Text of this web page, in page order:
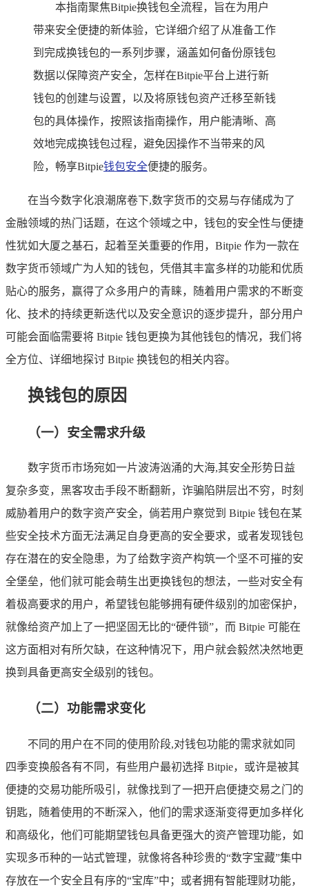
本指南聚焦Bitpie换钱包全流程，旨在为用户
带来安全便捷的新体验，它详细介绍了从准备工作
到完成换钱包的一系列步骤，涵盖如何备份原钱包
数据以保障资产安全，怎样在Bitpie平台上进行新
钱包的创建与设置，以及将原钱包资产迁移至新钱
包的具体操作，按照该指南操作，用户能清晰、高
效地完成换钱包过程，避免因操作不当带来的风
险，畅享Bitpie钱包安全便捷的服务。
在当今数字化浪潮席卷下,数字货币的交易与存储成为了
金融领域的热门话题，在这个领域之中，钱包的安全性与便捷
性犹如大厦之基石，起着至关重要的作用，Bitpie 作为一款在
数字货币领域广为人知的钱包，凭借其丰富多样的功能和优质
贴心的服务，赢得了众多用户的青睐，随着用户需求的不断变
化、技术的持续更新迭代以及安全意识的逐步提升，部分用户
可能会面临需要将 Bitpie 钱包更换为其他钱包的情况，我们将
全方位、详细地探讨 Bitpie 换钱包的相关内容。
换钱包的原因
（一）安全需求升级
数字货币市场宛如一片波涛汹涌的大海,其安全形势日益
复杂多变，黑客攻击手段不断翻新，诈骗陷阱层出不穷，时刻
威胁着用户的数字资产安全，倘若用户察觉到 Bitpie 钱包在某
些安全技术方面无法满足自身更高的安全要求，或者发现钱包
存在潜在的安全隐患，为了给数字资产构筑一个坚不可摧的安
全堡垒，他们就可能会萌生出更换钱包的想法，一些对安全有
着极高要求的用户，希望钱包能够拥有硬件级别的加密保护，
就像给资产加上了一把坚固无比的“硬件锁”，而 Bitpie 可能在
这方面相对有所欠缺，在这种情况下，用户就会毅然决然地更
换到具备更高安全级别的钱包。
（二）功能需求变化
不同的用户在不同的使用阶段,对钱包功能的需求就如同
四季变换般各有不同，有些用户最初选择 Bitpie，或许是被其
便捷的交易功能所吸引，就像找到了一把开启便捷交易之门的
钥匙，随着使用的不断深入，他们的需求逐渐变得更加多样化
和高级化，他们可能期望钱包具备更强大的资产管理功能，如
实现多币种的一站式管理，就像将各种珍贵的“数字宝藏”集中
存放在一个安全且有序的“宝库”中；或者拥有智能理财功能，